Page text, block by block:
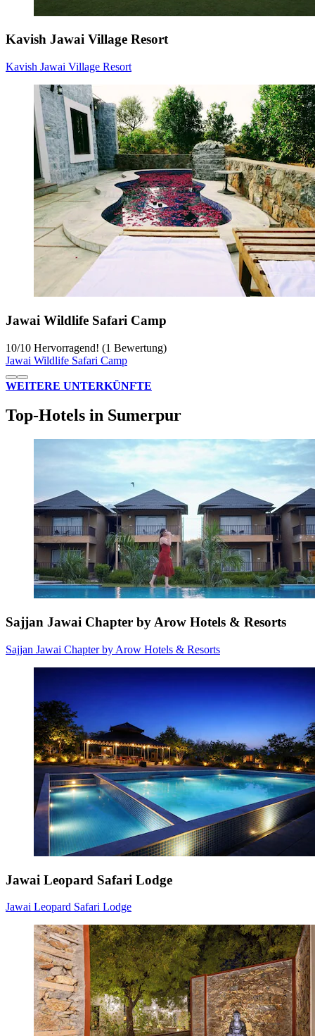
Kavish Jawai Village Resort
Kavish Jawai Village Resort
Jawai Wildlife Safari Camp
10/10 Hervorragend! (1 Bewertung)
Jawai Wildlife Safari Camp
WEITERE UNTERKÜNFTE
Top-Hotels in Sumerpur
Sajjan Jawai Chapter by Arow Hotels & Resorts
Sajjan Jawai Chapter by Arow Hotels & Resorts
Jawai Leopard Safari Lodge
Jawai Leopard Safari Lodge